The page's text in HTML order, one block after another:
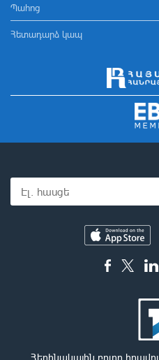
Պահոց
Հետադարձ կապ
Հեղինակային բոլոր